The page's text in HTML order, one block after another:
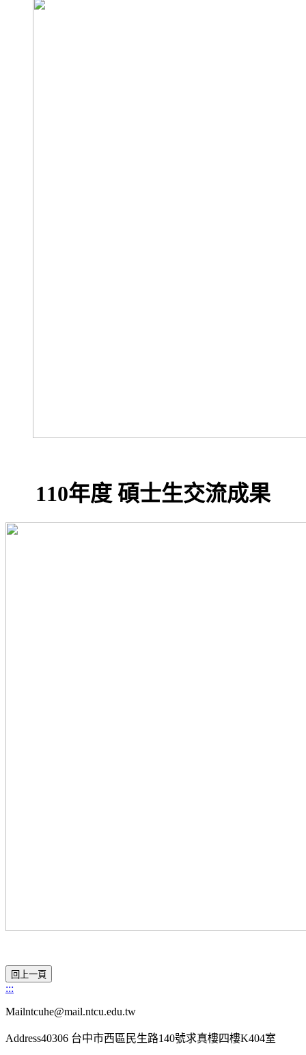
110年度 碩士生交流成果
:::
Mailntcuhe@mail.ntcu.edu.tw
Address40306 台中市西區民生路140號求真樓四樓K404室